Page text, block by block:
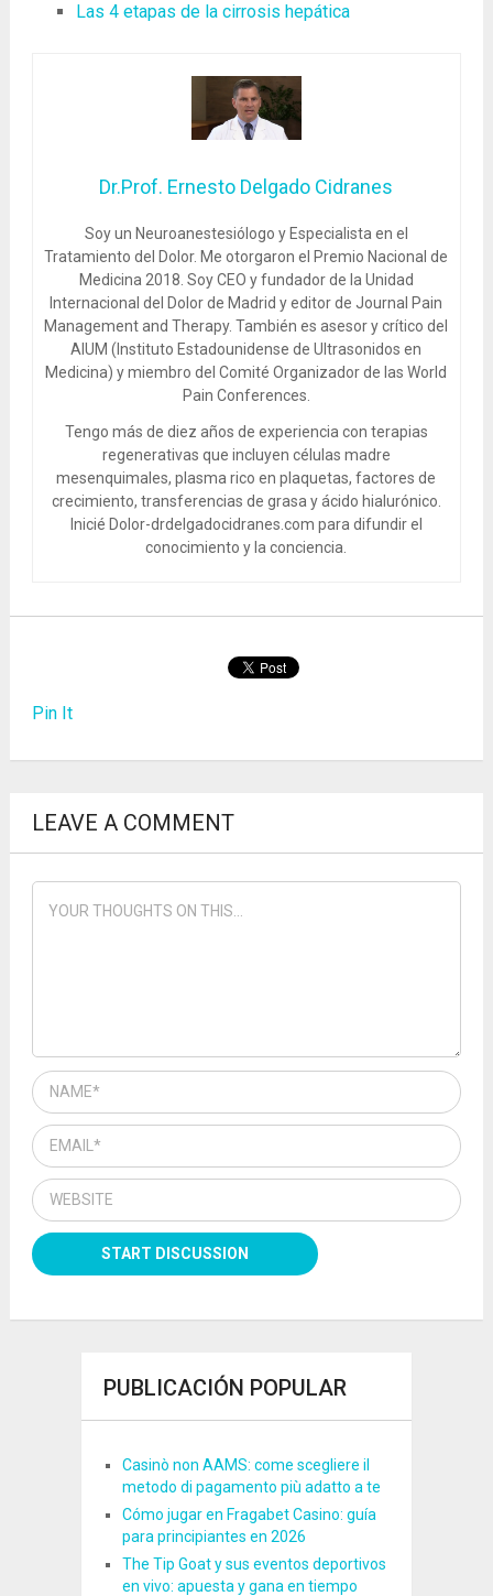
Las 4 etapas de la cirrosis hepática
Dr.Prof. Ernesto Delgado Cidranes
Soy un Neuroanestesiólogo y Especialista en el
Tratamiento del Dolor. Me otorgaron el Premio Nacional de
Medicina 2018. Soy CEO y fundador de la Unidad
Internacional del Dolor de Madrid y editor de Journal Pain
Management and Therapy. También es asesor y crítico del
AIUM (Instituto Estadounidense de Ultrasonidos en
Medicina) y miembro del Comité Organizador de las World
Pain Conferences.
Tengo más de diez años de experiencia con terapias
regenerativas que incluyen células madre
mesenquimales, plasma rico en plaquetas, factores de
crecimiento, transferencias de grasa y ácido hialurónico.
Inicié Dolor-drdelgadocidranes.com para difundir el
conocimiento y la conciencia.
Pin It
LEAVE A COMMENT
PUBLICACIÓN POPULAR
Casinò non AAMS: come scegliere il
metodo di pagamento più adatto a te
Cómo jugar en Fragabet Casino: guía
para principiantes en 2026
The Tip Goat y sus eventos deportivos
en vivo: apuesta y gana en tiempo